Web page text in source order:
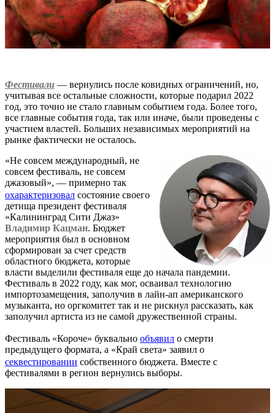
Фестивали — вернулись после ковидных ограничений, но,
учитывая все остальные сложности, которые подарил 2022
год, это точно не стало главным событием года. Более того,
все главные события года, так или иначе, были проведены с
участием властей. Больших независимых мероприятий на
рынке фактически не осталось.
«Не совсем международный, не
совсем фестиваль, не совсем
джазовый», — примерно так
охарактеризовал состояние своего
детища президент фестиваля
«Калининград Сити Джаз»
Владимир Кацман. Бюджет
мероприятия был в основном
сформирован за счет средств
областного бюджета, которые
власти выделили фестиваля еще до начала пандемии.
Фестиваль в 2022 году, как мог, осваивал технологию
импортозамещения, заполучив в лайн-ап американского
музыканта, но оргкомитет так и не рискнул рассказать, как
заполучил артиста из не самой дружественной страны.
Фестиваль «Короче» буквально объявил о смерти
предыдущего формата, а «Край света» заявил о
секвестировании собственного бюджета. Вместе с
фестивалями в регион вернулись выборы.